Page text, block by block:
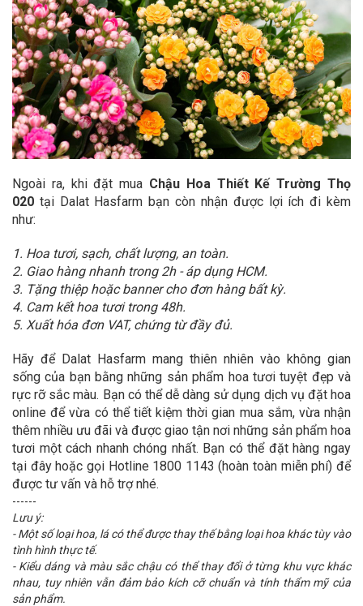
Ngoài ra, khi đặt mua Chậu Hoa Thiết Kế Trường Thọ
020 tại Dalat Hasfarm bạn còn nhận được lợi ích đi kèm
như:
1. Hoa tươi, sạch, chất lượng, an toàn.
2. Giao hàng nhanh trong 2h - áp dụng HCM.
3. Tặng thiệp hoặc banner cho đơn hàng bất kỳ.
4. Cam kết hoa tươi trong 48h.
5. Xuất hóa đơn VAT, chứng từ đầy đủ.
Hãy để Dalat Hasfarm mang thiên nhiên vào không gian
sống của bạn bằng những sản phẩm hoa tươi tuyệt đẹp và
rực rỡ sắc màu. Bạn có thể dễ dàng sử dụng dịch vụ đặt hoa
online để vừa có thể tiết kiệm thời gian mua sắm, vừa nhận
thêm nhiều ưu đãi và được giao tận nơi những sản phẩm hoa
tươi một cách nhanh chóng nhất. Bạn có thể đặt hàng ngay
tại đây hoặc gọi Hotline 1800 1143 (hoàn toàn miễn phí) để
được tư vấn và hỗ trợ nhé.
------
Lưu ý:
- Một số loại hoa, lá có thể được thay thế bằng loại hoa khác tùy vào
tình hình thực tế.
- Kiểu dáng và màu sắc chậu có thể thay đổi ở từng khu vực khác
nhau, tuy nhiên vẫn đảm bảo kích cỡ chuẩn và tính thẩm mỹ của
sản phẩm.